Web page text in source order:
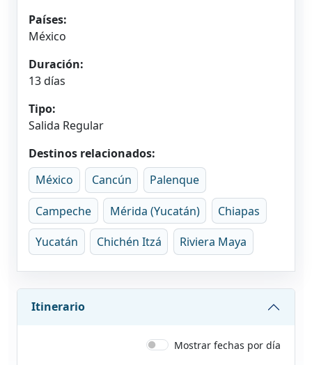
Países:
México
Duración:
13 días
Tipo:
Salida Regular
Destinos relacionados:
México
Cancún Palenque
Campeche Mérida (Yucatán) Chiapas
Yucatán Chichén Itzá Riviera Maya
Itinerario
Mostrar fechas por día